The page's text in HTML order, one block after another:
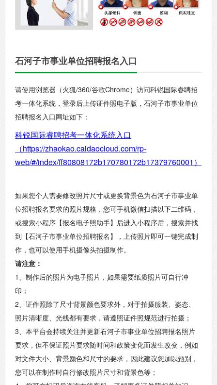
石河子市事业单位招聘报名入口
请使用浏览器（火狐/360/谷歌Chrome）访问科锐国际睿聘招
考一体化系统，登录后上传证件照电子版，石河子市事业单位
招聘报名入口网址如下：
科锐国际睿聘招考一体化系统入口
（https://zhaokao.caidaocloud.com/rp-
web/#/index/ff80808172b170780172b17379760001）
如果您个人需要修改照片尺寸或更换背景色为石河子市事业单
位招聘报名要求的照片规格，您可手机微信扫描以下二维码，
或搜索小程序【报名电子照助手】后进入小程序后，搜索并找
到【石河子市事业单位招聘报名】，上传照片即可一键完成制
作，也可以使用手机摄像头拍摄制作。
请注意：
1、制作后的照片为电子照片，如果需要纸质照片可自行冲
印；
2、证件照除了尺寸背景颜色要求外，对于拍摄服装、姿态、
照片清晰度、光线都有要求，请遵照证件照规范进行拍摄；
3、本平台会持续关注并更新石河子市事业单位招聘报名照片
要求，但不保证照片要求随时间和政策变化而发生改变，例如
对文件大小、背景颜色和尺寸的要求，因此建议您加以甄别，
您可以在制作时自行修改照片尺寸和背景色等；